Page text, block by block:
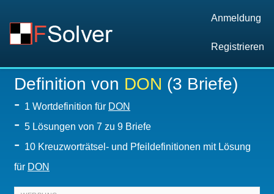
Anmeldung
Registrieren
Definition von DON (3 Briefe)
- 1 Wortdefinition für DON
- 5 Lösungen von 7 zu 9 Briefe
- 10 Kreuzworträtsel- und Pfeildefinitionen mit Lösung
für DON